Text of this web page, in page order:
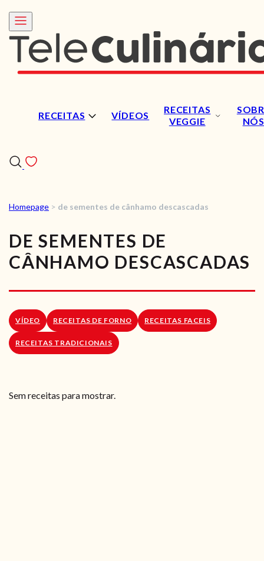
RECEITAS VÍDEOS
RECEITAS
VEGGIE
NÓS
RECEITAS
VÍDEOS
RECEITAS VEGGIE
LOJA ONLINE
Homepage > de sementes de cânhamo descascadas
DE SEMENTES DE
CÂNHAMO DESCASCADAS
VÍDEO RECEITAS DE FORNO RECEITAS FACEIS
RECEITAS TRADICIONAIS
Sem receitas para mostrar.